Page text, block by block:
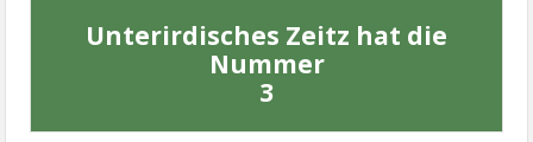
Unterirdisches Zeitz hat die
Nummer
3